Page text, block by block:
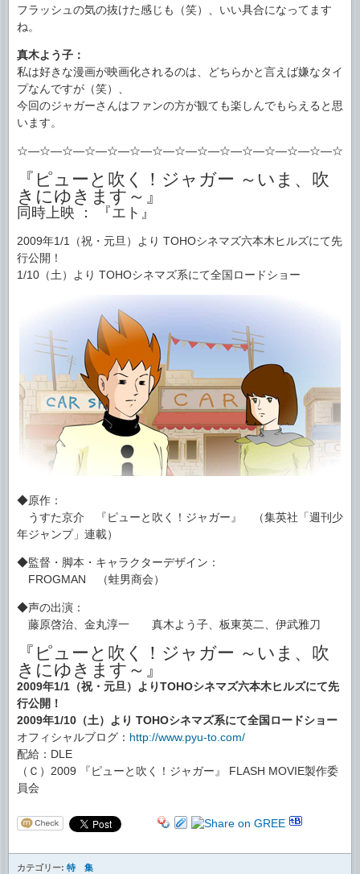
フラッシュの気の抜けた感じも（笑）、いい具合になってます
ね。
真木よう子：
私は好きな漫画が映画化されるのは、どちらかと言えば嫌なタイ
プなんですが（笑）、
今回のジャガーさんはファンの方が観ても楽しんでもらえると思
います。
『ピューと吹く！ジャガー ～いま、吹
きにゆきます～』
同時上映 ： 『エト』
2009年1/1（祝・元旦）より TOHOシネマズ六本木ヒルズにて先
行公開！
1/10（土）より TOHOシネマズ系にて全国ロードショー
◆原作：
うすた京介 『ピューと吹く！ジャガー』 （集英社「週刊少
年ジャンプ」連載）
◆監督・脚本・キャラクターデザイン：
FROGMAN （蛙男商会）
◆声の出演：
藤原啓治、金丸淳一 真木よう子、板東英二、伊武雅刀
『ピューと吹く！ジャガー ～いま、吹
きにゆきます～』
2009年1/1（祝・元旦）よりTOHOシネマズ六本木ヒルズにて先
行公開！
2009年1/10（土）より TOHOシネマズ系にて全国ロードショー
オフィシャルブログ： http://www.pyu-to.com/
配給：DLE
（Ｃ）2009 『ピューと吹く！ジャガー』 FLASH MOVIE製作委
員会
カテゴリー: 特 集